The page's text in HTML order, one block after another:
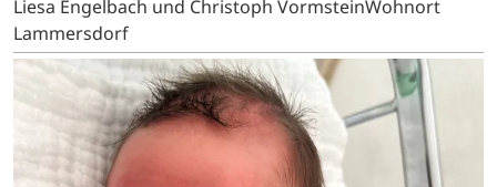
Liesa Engelbach und Christoph VormsteinWohnort
Lammersdorf